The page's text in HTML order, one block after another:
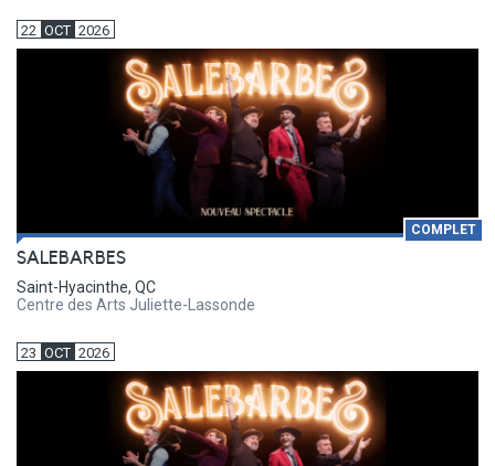
22 OCT 2026
COMPLET
SALEBARBES
Saint-Hyacinthe, QC
Centre des Arts Juliette-Lassonde
23 OCT 2026